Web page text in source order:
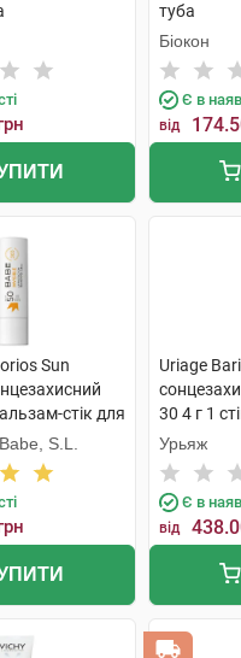
туба
Біокон
Є в
від
Sun
стік для
1 штS.L.
Uriage
30 4 г 1
Урьяж
Є в
від